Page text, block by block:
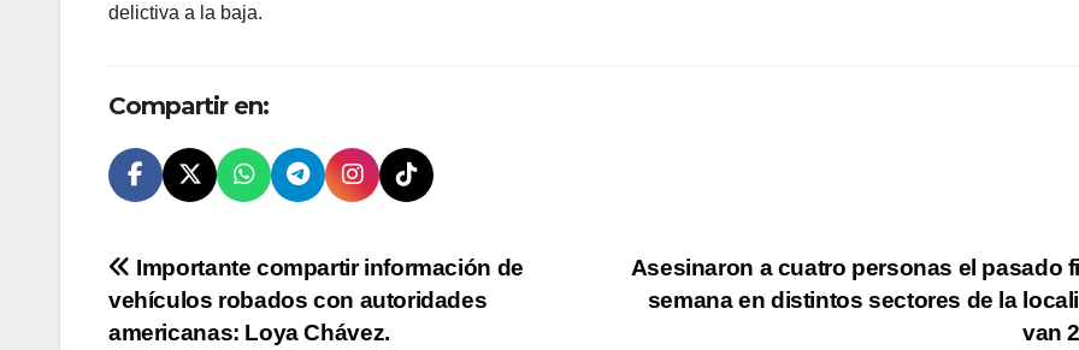
delictiva a la baja.
Compartir en:
Navegación
de
Asesinaron a cuatro personas el pasado
semana en distintos sectores de la
van
Importante compartir información de
vehículos robados con autoridades
americanas: Loya Chávez.